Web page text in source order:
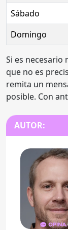
Sábado
Domingo
Si es
que no es
remita un
posible. Con
AUTOR: